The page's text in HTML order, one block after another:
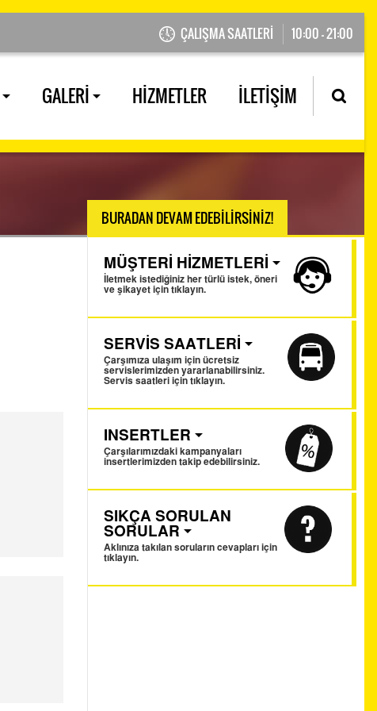
ÇALIŞMA SAATLERİ 10:00 - 21:00
GALERİ HİZMETLER İLETİŞİM
BURADAN DEVAM EDEBİLİRSİNİZ!
MÜŞTERİ HİZMETLERİ
İletmek istediğiniz her türlü istek, öneri
ve şikayet için tıklayın.
SERVİS SAATLERİ
Çarşımıza ulaşım için ücretsiz
servislerimizden yararlanabilirsiniz.
Servis saatleri için tıklayın.
INSERTLER
Çarşılarımızdaki kampanyaları
insertlerimizden takip edebilirsiniz.
SIKÇA SORULAN
SORULAR
Aklınıza takılan soruların cevapları için
tıklayın.